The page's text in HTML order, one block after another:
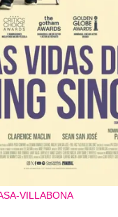
VILLABONA